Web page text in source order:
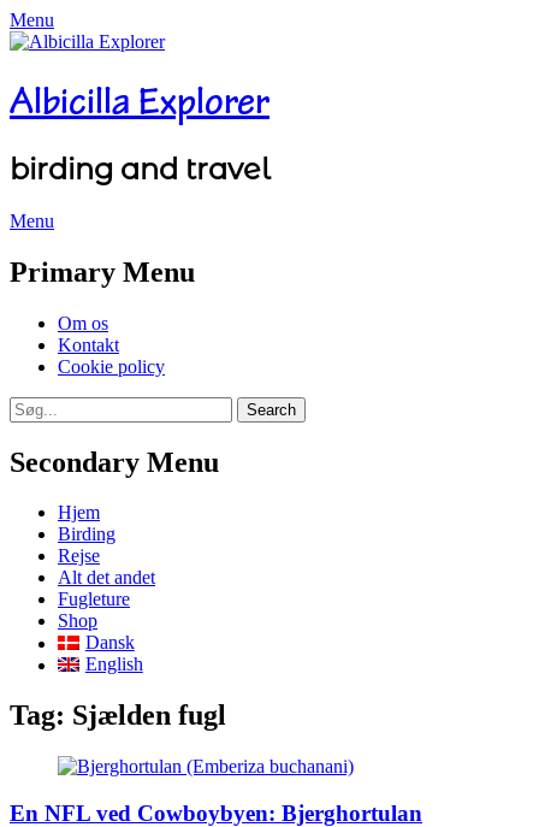
Menu
Albicilla Explorer
birding and travel
Menu
Primary Menu
Skip
content
Om os
Kontakt
Cookie policy
Search
Search
for:
Secondary Menu
Skip
content
Hjem
Birding
Rejse
Alt det andet
Fugleture
Shop
Dansk
English
Tag: Sjælden fugl
En NFL ved Cowboybyen: Bjerghortulan